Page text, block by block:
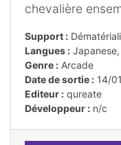
chevalière
Support :
Langues :
Genre : Arcade
Date de sortie : 14/
Editeur : qureate
Développeur : n/c